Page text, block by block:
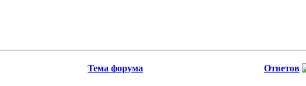
Тема форума Ответов